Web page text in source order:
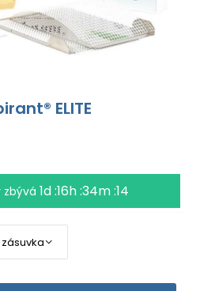
ELITE
zbývá1d :16h :34m :13